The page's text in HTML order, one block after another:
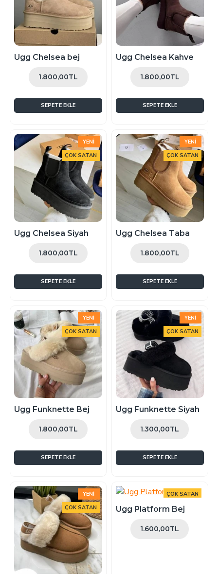
Ugg Chelsea bej
1.800,00TL
SEPETE EKLE
Ugg Chelsea Kahve
1.800,00TL
SEPETE EKLE
YENI
ÇOK SATAN
Ugg Chelsea Siyah
1.800,00TL
SEPETE EKLE
YENI
ÇOK SATAN
Ugg Chelsea Taba
1.800,00TL
SEPETE EKLE
YENI
ÇOK SATAN
Ugg Funknette Bej
1.800,00TL
SEPETE EKLE
YENI
ÇOK SATAN
Ugg Funknette Siyah
1.300,00TL
SEPETE EKLE
YENI
ÇOK SATAN
ÇOK SATAN
Ugg Platform Bej
1.600,00TL